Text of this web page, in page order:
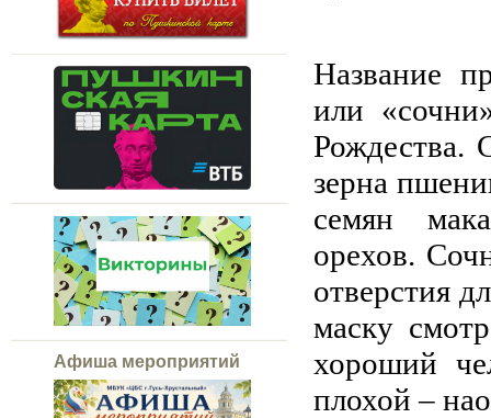
Афиша мероприятий
Название
или
Рождества.
зерна
семян
орехов.
отверстия
маску
хороший
плохой –